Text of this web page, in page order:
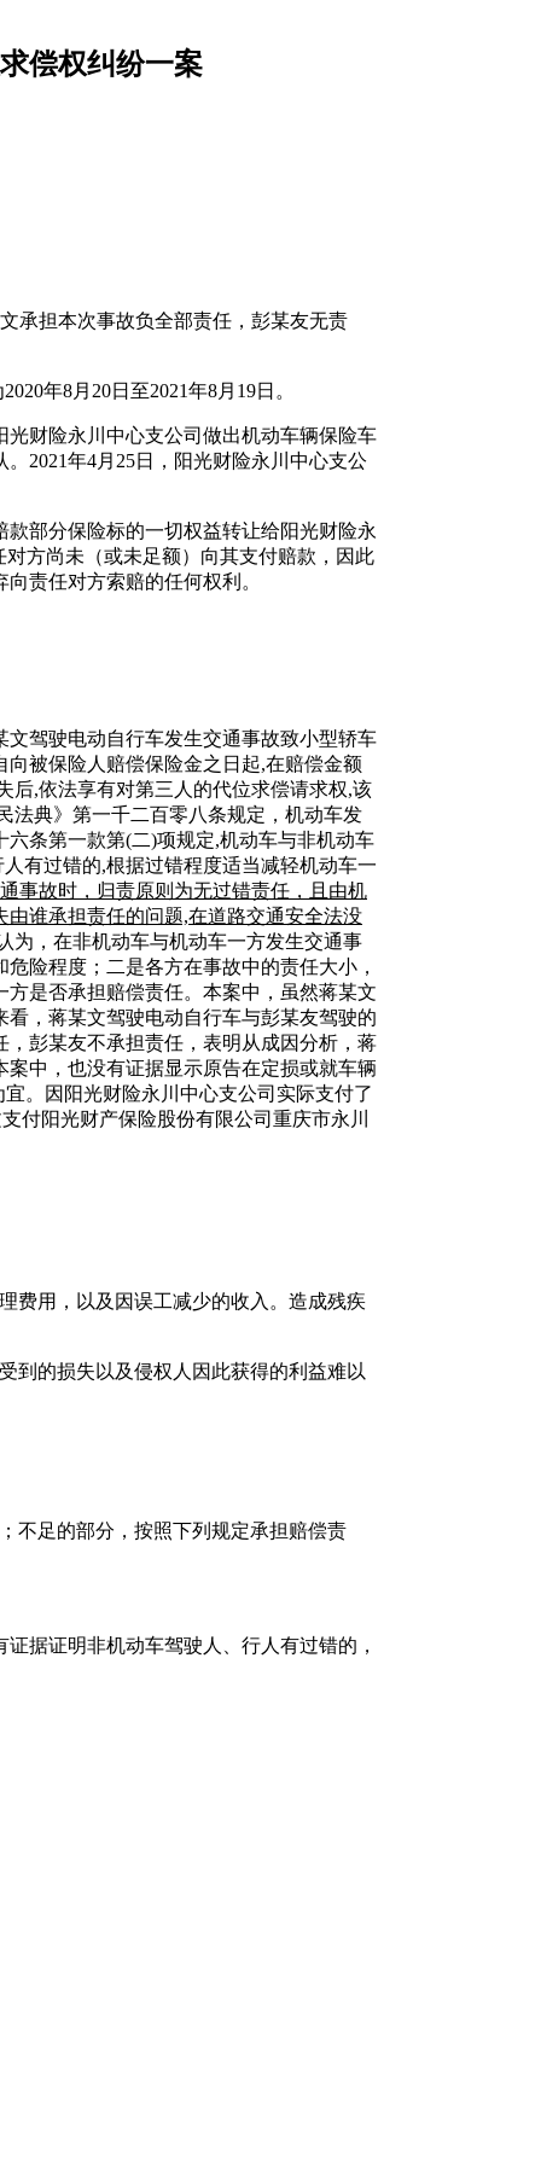
偿权纠纷一案
承担本次事故负全部责任，彭某友无责
年8月20日至2021年8月19日。
财险永川中心支公司做出机动车辆保险车
2021年4月25日，阳光财险永川中心支公
部分保险标的一切权益转让给阳光财险永
方尚未（或未足额）向其支付赔款，因此
责任对方索赔的任何权利。
文驾驶电动自行车发生交通事故致小型轿车
被保险人赔偿保险金之日起,在赔偿金额
后,依法享有对第三人的代位求偿请求权,该
法典》第一千二百零八条规定，机动车发
条第一款第(二)项规定,机动车与非机动车
有过错的,根据过错程度适当减轻机动车一
事故时，归责原则为无过错责任，且由机
谁承担责任的问题,在道路交通安全法没
为，在非机动车与机动车一方发生交通事
险程度；二是各方在事故中的责任大小，
是否承担赔偿责任。本案中，虽然蒋某文
，蒋某文驾驶电动自行车与彭某友驾驶的
彭某友不承担责任，表明从成因分析，蒋
中，也没有证据显示原告在定损或就车辆
。因阳光财险永川中心支公司实际支付了
付阳光财产保险股份有限公司重庆市永川
费用，以及因误工减少的收入。造成残疾
到的损失以及侵权人因此获得的利益难以
不足的部分，按照下列规定承担赔偿责
据证明非机动车驾驶人、行人有过错的，